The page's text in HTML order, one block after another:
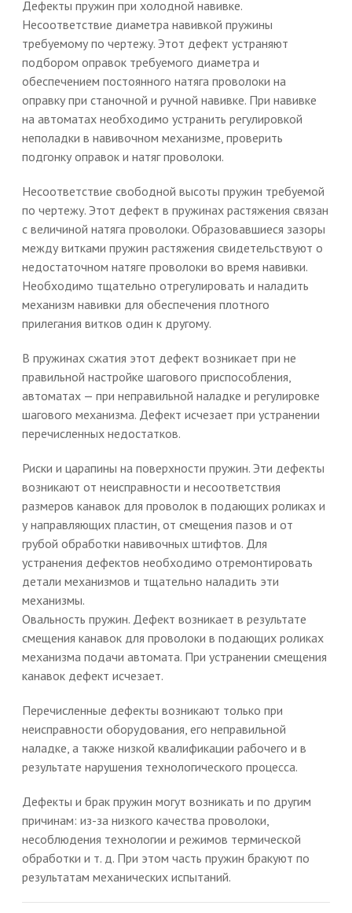
Дефекты пружин при холодной навивке.
Несоответствие диаметра навивкой пружины
требуемому по чертежу. Этот дефект устраняют
подбором оправок требуемого диаметра и
обеспечением постоянного натяга проволоки на
оправку при станочной и ручной навивке. При навивке
на автоматах необходимо устранить регулировкой
неполадки в навивочном механизме, проверить
подгонку оправок и натяг проволоки.
Несоответствие свободной высоты пружин требуемой
по чертежу. Этот дефект в пружинах растяжения связан
с величиной натяга проволоки. Образовавшиеся зазоры
между витками пружин растяжения свидетельствуют о
недостаточном натяге проволоки во время навивки.
Необходимо тщательно отрегулировать и наладить
механизм навивки для обеспечения плотного
прилегания витков один к другому.
В пружинах сжатия этот дефект возникает при не
правильной настройке шагового приспособления,
автоматах — при неправильной наладке и регулировке
шагового механизма. Дефект исчезает при устранении
перечисленных недостатков.
Риски и царапины на поверхности пружин. Эти дефекты
возникают от неисправности и несоответствия
размеров канавок для проволок в подающих роликах и
у направляющих пластин, от смещения пазов и от
грубой обработки навивочных штифтов. Для
устранения дефектов необходимо отремонтировать
детали механизмов и тщательно наладить эти
механизмы.
Овальность пружин. Дефект возникает в результате
смещения канавок для проволоки в подающих роликах
механизма подачи автомата. При устранении смещения
канавок дефект исчезает.
Перечисленные дефекты возникают только при
неисправности оборудования, его неправильной
наладке, а также низкой квалификации рабочего и в
результате нарушения технологического процесса.
Дефекты и брак пружин могут возникать и по другим
причинам: из-за низкого качества проволоки,
несоблюдения технологии и режимов термической
обработки и т. д. При этом часть пружин бракуют по
результатам механических испытаний.